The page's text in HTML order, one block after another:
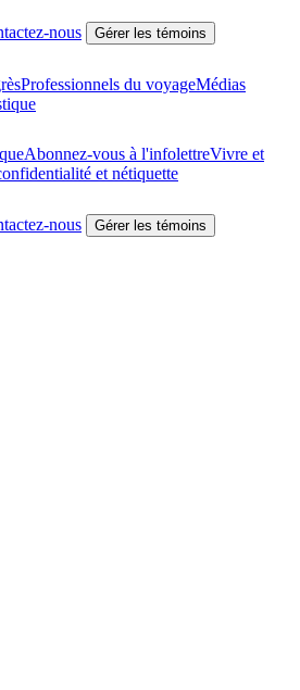
nous Gérer les témoins
Professionnels du voyageMédias
Abonnez-vous à l'infolettreVivre et
et nétiquette
nous Gérer les témoins